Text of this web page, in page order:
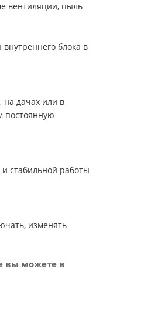
вентиляции, пыль
блока в
на дачах или в
постоянную
стабильной работы
изменять
вы можете в